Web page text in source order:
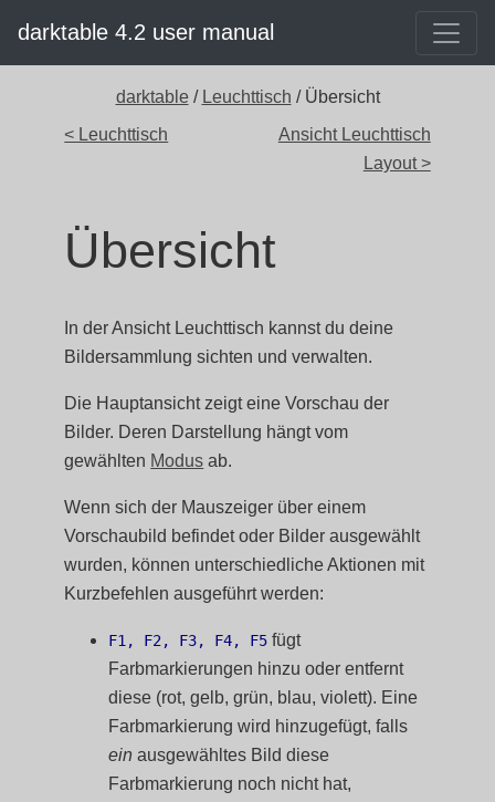
darktable 4.2 user manual
darktable / Leuchttisch / Übersicht
< Leuchttisch
Ansicht Leuchttisch
Layout >
Übersicht
In der Ansicht Leuchttisch kannst du deine
Bildersammlung sichten und verwalten.
Die Hauptansicht zeigt eine Vorschau der
Bilder. Deren Darstellung hängt vom
gewählten Modus ab.
Wenn sich der Mauszeiger über einem
Vorschaubild befindet oder Bilder ausgewählt
wurden, können unterschiedliche Aktionen mit
Kurzbefehlen ausgeführt werden:
F1, F2, F3, F4, F5 fügt
Farbmarkierungen hinzu oder entfernt
diese (rot, gelb, grün, blau, violett). Eine
Farbmarkierung wird hinzugefügt, falls
ein ausgewähltes Bild diese
Farbmarkierung noch nicht hat,